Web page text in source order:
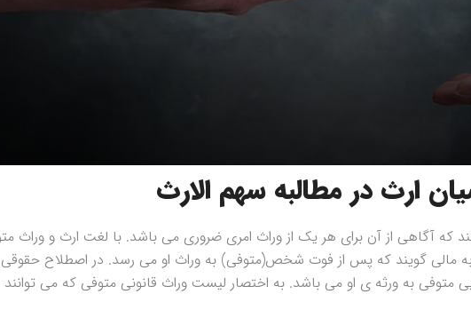
ارث در مطالبه سهم الارث
که آگاهی از آن برای هر یک از وراث امری ضروری می باشد. با لغت ارث و وراث
به مالی گویند که پس از فوت شخص(متوفی) به وراث او می رسد. در اصطلاح حقوقی
متوفی به ورثه ی او می باشد. به اختصار لیست وراث قانونی متوفی که می توانند